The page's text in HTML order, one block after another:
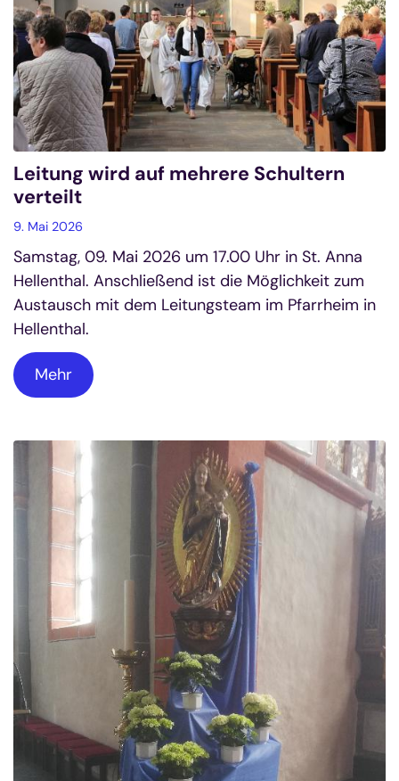
Leitung wird auf mehrere Schultern
verteilt
9. Mai 2026
Samstag, 09. Mai 2026 um 17.00 Uhr in St. Anna
Hellenthal. Anschließend ist die Möglichkeit zum
Austausch mit dem Leitungsteam im Pfarrheim in
Hellenthal.
Mehr